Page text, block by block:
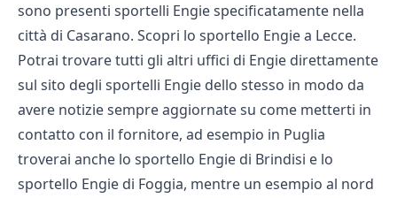
sono presenti sportelli Engie specificatamente nella
città di Casarano. Scopri lo sportello Engie a Lecce.
Potrai trovare tutti gli altri uffici di Engie direttamente
sul sito degli sportelli Engie dello stesso in modo da
avere notizie sempre aggiornate su come metterti in
contatto con il fornitore, ad esempio in Puglia
troverai anche lo sportello Engie di Brindisi e lo
sportello Engie di Foggia, mentre un esempio al nord